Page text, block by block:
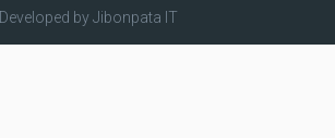
Developed byJibonpata IT